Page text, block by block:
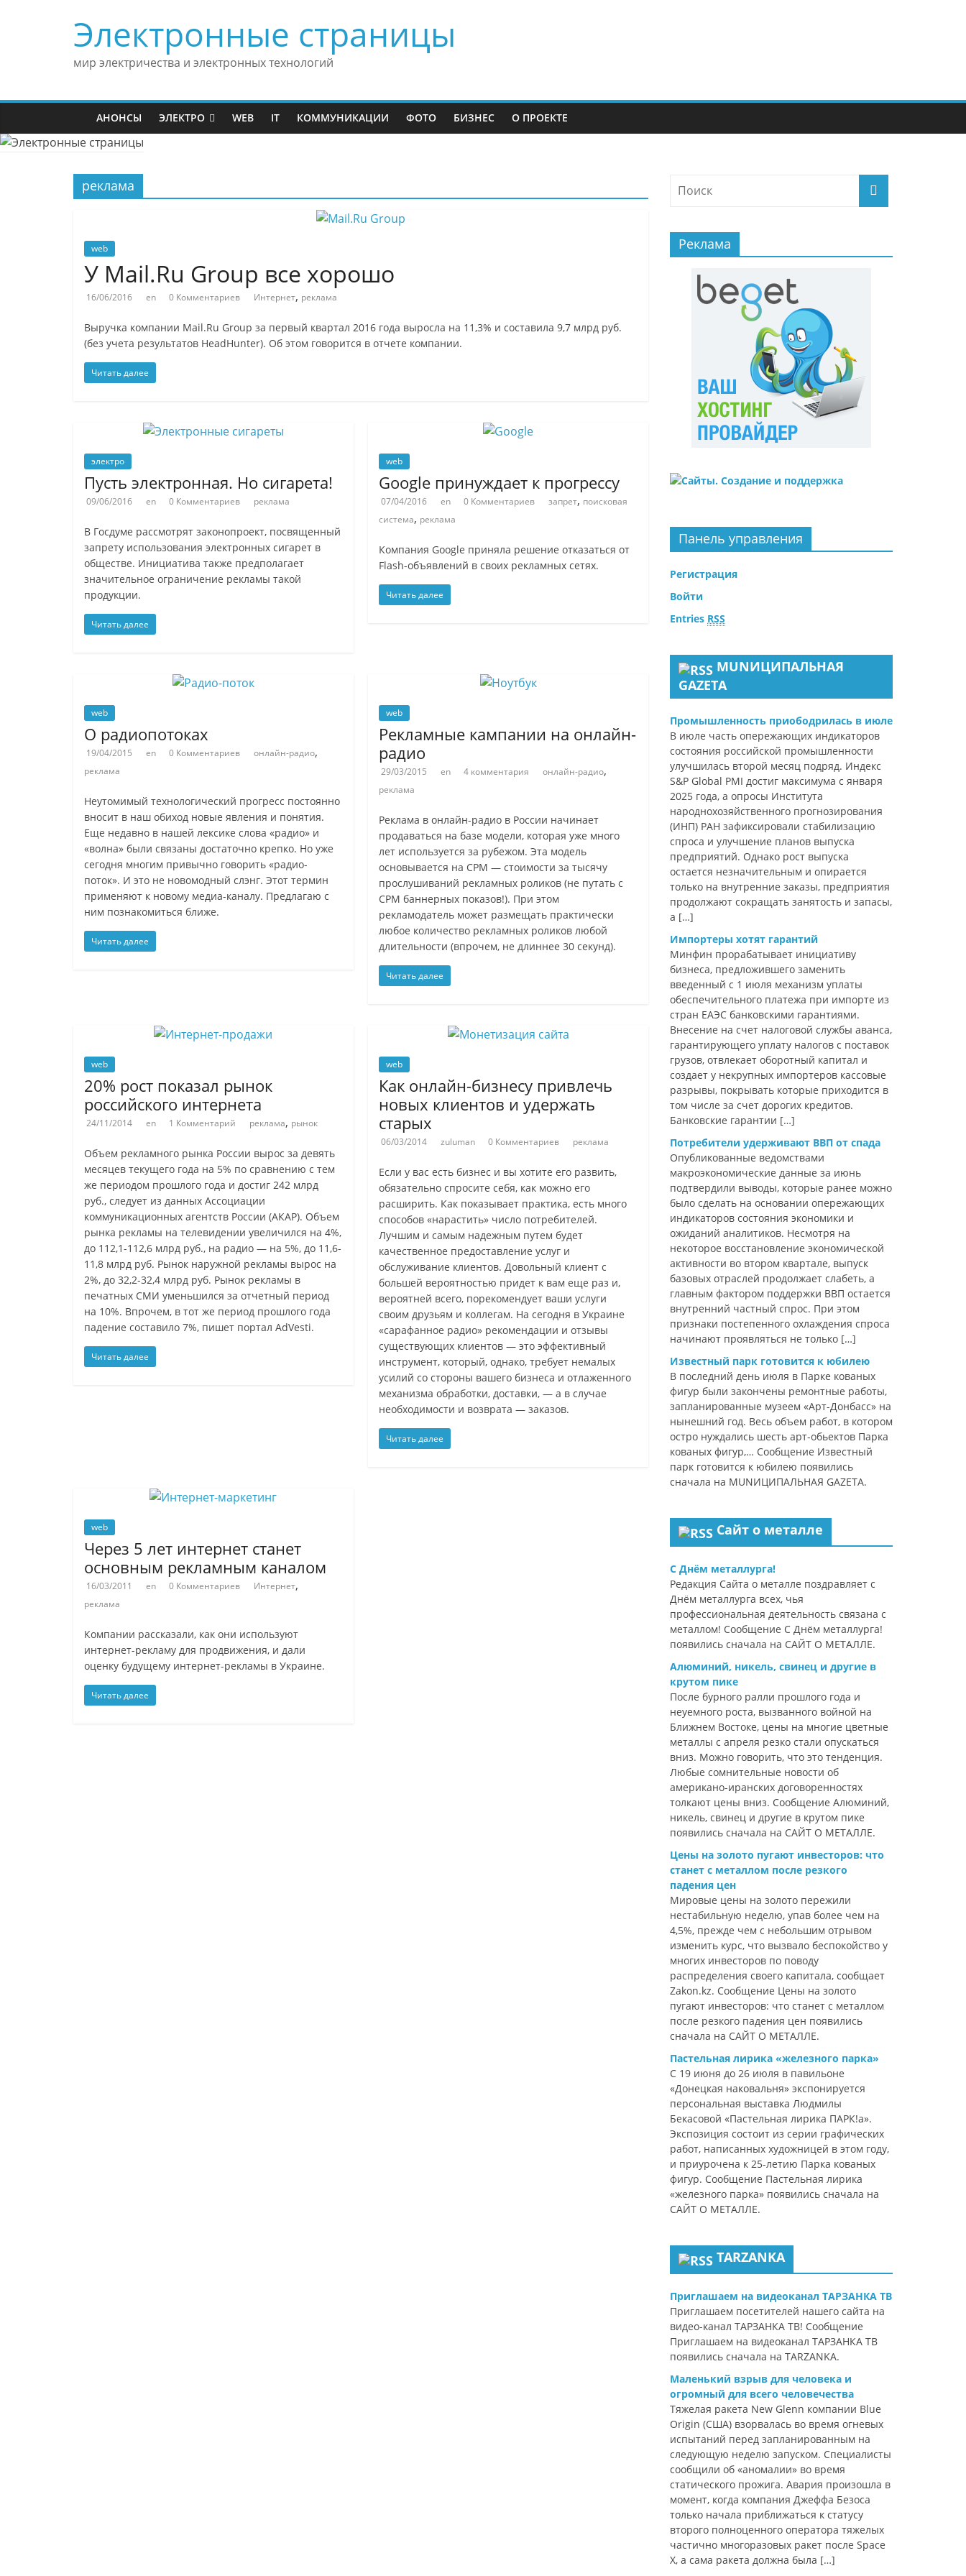
Электронные страницы
мир электричества и электронных технологий
АНОНСЫ ЭЛЕКТРО WEB IT КОММУНИКАЦИИ ФОТО БИЗНЕС О ПРОЕКТЕ
реклама
web
У Mail.Ru Group все хорошо
16/06/2016 en 0 Комментариев Интернет, реклама
Выручка компании Mail.Ru Group за первый квартал 2016 года выросла на 11,3% и составила 9,7 млрд руб.
(без учета результатов HeadHunter). Об этом говорится в отчете компании.
Читать далее
электро
Пусть электронная. Но сигарета!
09/06/2016 en 0 Комментариев реклама
В Госдуме рассмотрят законопроект, посвященный
запрету использования электронных сигарет в
обществе. Инициатива также предполагает
значительное ограничение рекламы такой
продукции.
Читать далее
web
Google принуждает к прогрессу
07/04/2016 en 0 Комментариев запрет, поисковая
система, реклама
Компания Google приняла решение отказаться от
Flash-объявлений в своих рекламных сетях.
Читать далее
web
О радиопотоках
19/04/2015 en 0 Комментариев онлайн-радио,
реклама
Неутомимый технологический прогресс постоянно
вносит в наш обиход новые явления и понятия.
Еще недавно в нашей лексике слова «радио» и
«волна» были связаны достаточно крепко. Но уже
сегодня многим привычно говорить «радио-
поток». И это не новомодный слэнг. Этот термин
применяют к новому медиа-каналу. Предлагаю с
ним познакомиться ближе.
Читать далее
web
Рекламные кампании на онлайн-
радио
29/03/2015 en 4 комментария онлайн-радио,
реклама
Реклама в онлайн-радио в России начинает
продаваться на базе модели, которая уже много
лет используется за рубежом. Эта модель
основывается на CPM — стоимости за тысячу
прослушиваний рекламных роликов (не путать с
CPM баннерных показов!). При этом
рекламодатель может размещать практически
любое количество рекламных роликов любой
длительности (впрочем, не длиннее 30 секунд).
Читать далее
web
20% рост показал рынок
российского интернета
24/11/2014 en 1 Комментарий реклама, рынок
Объем рекламного рынка России вырос за девять
месяцев текущего года на 5% по сравнению с тем
же периодом прошлого года и достиг 242 млрд
руб., следует из данных Ассоциации
коммуникационных агентств России (АКАР). Объем
рынка рекламы на телевидении увеличился на 4%,
до 112,1-112,6 млрд руб., на радио — на 5%, до 11,6-
11,8 млрд руб. Рынок наружной рекламы вырос на
2%, до 32,2-32,4 млрд руб. Рынок рекламы в
печатных СМИ уменьшился за отчетный период
на 10%. Впрочем, в тот же период прошлого года
падение составило 7%, пишет портал AdVesti.
Читать далее
web
Как онлайн-бизнесу привлечь
новых клиентов и удержать
старых
06/03/2014 zuluman 0 Комментариев реклама
Если у вас есть бизнес и вы хотите его развить,
обязательно спросите себя, как можно его
расширить. Как показывает практика, есть много
способов «нарастить» число потребителей.
Лучшим и самым надежным путем будет
качественное предоставление услуг и
обслуживание клиентов. Довольный клиент с
большей вероятностью придет к вам еще раз и,
вероятней всего, порекомендует ваши услуги
своим друзьям и коллегам. На сегодня в Украине
«сарафанное радио» рекомендации и отзывы
существующих клиентов — это эффективный
инструмент, который, однако, требует немалых
усилий со стороны вашего бизнеса и отлаженного
механизма обработки, доставки, — а в случае
необходимости и возврата — заказов.
Читать далее
web
Через 5 лет интернет станет
основным рекламным каналом
16/03/2011 en 0 Комментариев Интернет,
реклама
Компании рассказали, как они используют
интернет-рекламу для продвижения, и дали
оценку будущему интернет-рекламы в Украине.
Читать далее
Реклама
Панель управления
Регистрация
Войти
Entries RSS
MUNИЦИПАЛЬНАЯ
GAZЕТА
Промышленность приободрилась в июле
В июле часть опережающих индикаторов
состояния российской промышленности
улучшилась второй месяц подряд. Индекс
S&P Global PMI достиг максимума с января
2025 года, а опросы Института
народнохозяйственного прогнозирования
(ИНП) РАН зафиксировали стабилизацию
спроса и улучшение планов выпуска
предприятий. Однако рост выпуска
остается незначительным и опирается
только на внутренние заказы, предприятия
продолжают сокращать занятость и запасы,
а […]
Импортеры хотят гарантий
Минфин прорабатывает инициативу
бизнеса, предложившего заменить
введенный с 1 июля механизм уплаты
обеспечительного платежа при импорте из
стран ЕАЭС банковскими гарантиями.
Внесение на счет налоговой службы аванса,
гарантирующего уплату налогов с поставок
грузов, отвлекает оборотный капитал и
создает у некрупных импортеров кассовые
разрывы, покрывать которые приходится в
том числе за счет дорогих кредитов.
Банковские гарантии […]
Потребители удерживают ВВП от спада
Опубликованные ведомствами
макроэкономические данные за июнь
подтвердили выводы, которые ранее можно
было сделать на основании опережающих
индикаторов состояния экономики и
ожиданий аналитиков. Несмотря на
некоторое восстановление экономической
активности во втором квартале, выпуск
базовых отраслей продолжает слабеть, а
главным фактором поддержки ВВП остается
внутренний частный спрос. При этом
признаки постепенного охлаждения спроса
начинают проявляться не только […]
Известный парк готовится к юбилею
В последний день июля в Парке кованых
фигур были закончены ремонтные работы,
запланированные музеем «Арт-Донбасс» на
нынешний год. Весь объем работ, в котором
остро нуждались шесть арт-обьектов Парка
кованых фигур,… Сообщение Известный
парк готовится к юбилею появились
сначала на MUNИЦИПАЛЬНАЯ GAZЕТА.
Сайт о металле
С Днём металлурга!
Редакция Сайта о металле поздравляет с
Днём металлурга всех, чья
профессиональная деятельность связана с
металлом! Сообщение С Днём металлурга!
появились сначала на САЙТ О МЕТАЛЛЕ.
Алюминий, никель, свинец и другие в
крутом пике
После бурного ралли прошлого года и
неуемного роста, вызванного войной на
Ближнем Востоке, цены на многие цветные
металлы с апреля резко стали опускаться
вниз. Можно говорить, что это тенденция.
Любые сомнительные новости об
американо-иранских договоренностях
толкают цены вниз. Сообщение Алюминий,
никель, свинец и другие в крутом пике
появились сначала на САЙТ О МЕТАЛЛЕ.
Цены на золото пугают инвесторов: что
станет с металлом после резкого
падения цен
Мировые цены на золото пережили
нестабильную неделю, упав более чем на
4,5%, прежде чем с небольшим отрывом
изменить курс, что вызвало беспокойство у
многих инвесторов по поводу
распределения своего капитала, сообщает
Zakon.kz. Сообщение Цены на золото
пугают инвесторов: что станет с металлом
после резкого падения цен появились
сначала на САЙТ О МЕТАЛЛЕ.
Пастельная лирика «железного парка»
С 19 июня до 26 июля в павильоне
«Донецкая наковальня» экспонируется
персональная выставка Людмилы
Бекасовой «Пастельная лирика ПАРК!а».
Экспозиция состоит из серии графических
работ, написанных художницей в этом году,
и приурочена к 25-летию Парка кованых
фигур. Сообщение Пастельная лирика
«железного парка» появились сначала на
САЙТ О МЕТАЛЛЕ.
TARZANKA
Приглашаем на видеоканал ТАРЗАНКА ТВ
Приглашаем посетителей нашего сайта на
видео-канал ТАРЗАНКА ТВ! Сообщение
Приглашаем на видеоканал ТАРЗАНКА ТВ
появились сначала на TARZANKA.
Маленький взрыв для человека и
огромный для всего человечества
Тяжелая ракета New Glenn компании Blue
Origin (США) взорвалась во время огневых
испытаний перед запланированным на
следующую неделю запуском. Специалисты
сообщили об «аномалии» во время
статического прожига. Авария произошла в
момент, когда компания Джеффа Безоса
только начала приближаться к статусу
второго полноценного оператора тяжелых
частично многоразовых ракет после Space
X, а сама ракета должна была […]